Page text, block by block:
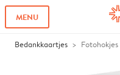
MENU
Bedankkaartjes Fotohokjes